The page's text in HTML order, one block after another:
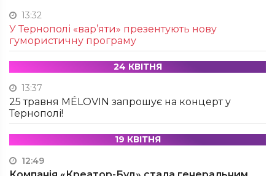
13:32
У Тернополі «вар’яти» презентують нову
гумористичну програму
24 КВІТНЯ
13:37
25 травня MÉLOVIN запрошує на концерт у
Тернополі!
19 КВІТНЯ
12:49